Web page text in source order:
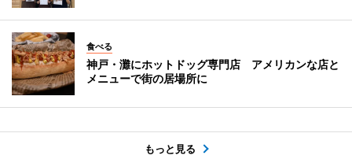
食べる
神戸・灘にホットドッグ専門店 アメリカンな店と
メニューで街の居場所に
もっと見る